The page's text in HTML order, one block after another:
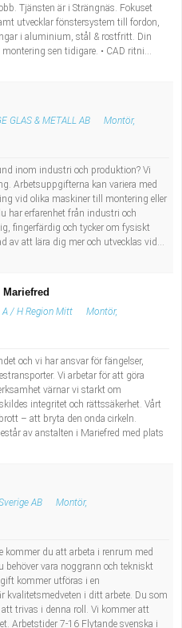
Tjänsten är i Strängnäs. Fokuset
utvecklar fönstersystem till fordon,
i aluminium, stål & rostfritt. Din
sen tidigare. • CAD ritni...
GLAS & METALL AB
Montör,
inom industri och produktion? Vi
Arbetsuppgifterna kan variera med
vid olika maskiner till montering eller
har erfarenhet från industri och
fingerfärdig och tycker om fysiskt
av att lära dig mer och utvecklas vid...
A / H Region Mitt
Montör,
och vi har ansvar för fängelser,
Vi arbetar för att göra
värnar vi starkt om
integritet och rättssäkerhet. Vårt
– att bryta den onda cirkeln.
av anstalten i Mariefred med plats
AB
Montör,
kommer du att arbeta i renrum med
behöver vara noggrann och tekniskt
kommer utföras i en
kvalitetsmedveten i ditt arbete. Du som
trivas i denna roll. Vi kommer att
Arbetstider 7-16 Flytande svenska i